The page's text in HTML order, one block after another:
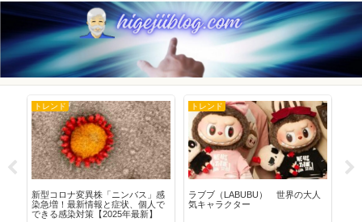
トレンド
新型コロナ変異株「ニンバス」感
染急増！最新情報と症状、個人で
できる感染対策【2025年最新】
トレンド
ラブブ（LABUBU） 世界の大人
気キャラクター